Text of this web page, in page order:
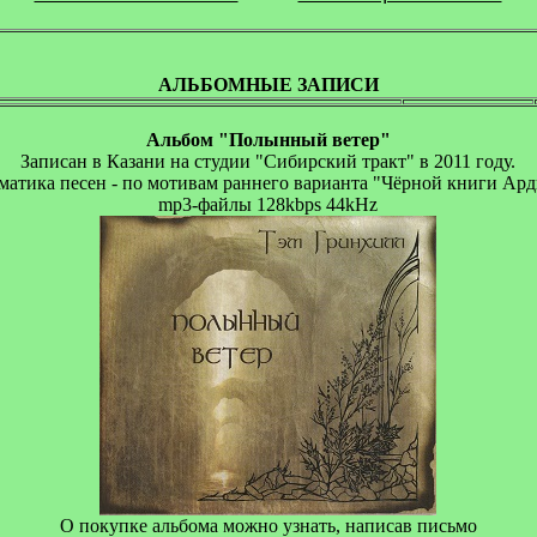
АЛЬБОМНЫЕ ЗАПИСИ
Альбом "Полынный ветер"
Записан в Казани на студии "Сибирский тракт" в 2011 году.
песен - по мотивам раннего варианта "Чёрной книги
mp3-файлы 128kbps 44kHz
О покупке альбома можно узнать, написав письмо